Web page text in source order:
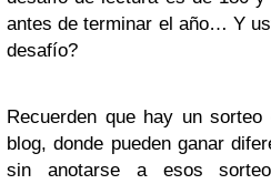
antes de terminar el año… Y
desafío?
Recuerden que hay un sorteo
blog, donde pueden ganar
sin anotarse a esos